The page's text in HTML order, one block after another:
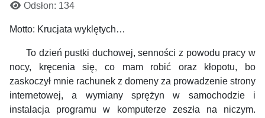
Odsłon: 134
Motto: Krucjata wyklętych…
To dzień pustki duchowej, senności z powodu pracy w
nocy, kręcenia się, co mam robić oraz kłopotu, bo
zaskoczył mnie rachunek z domeny za prowadzenie strony
internetowej, a wymiany sprężyn w samochodzie i
instalacja programu w komputerze zeszła na niczym.